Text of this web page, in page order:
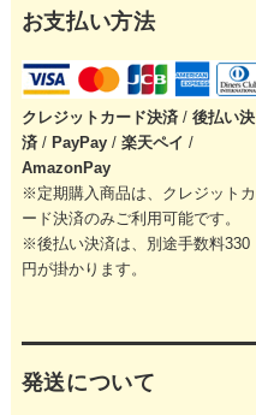
お支払い方法
クレジットカード決済 / 後払い決
済/ PayPay/ 楽天ペイ /
AmazonPay
※定期購入商品は、クレジットカ
ード決済のみご利用可能です。
※後払い決済は、別途手数料330
円が掛かります。
発送について